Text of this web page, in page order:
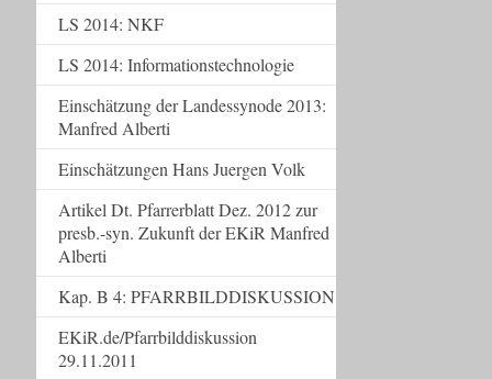
LS 2014: NKF
LS 2014: Informationstechnologie
Einschätzung der Landessynode 2013:
Manfred Alberti
Einschätzungen Hans Juergen Volk
Artikel Dt. Pfarrerblatt Dez. 2012 zur
presb.-syn. Zukunft der EKiR Manfred
Alberti
Kap. B 4: PFARRBILDDISKUSSION
EKiR.de/Pfarrbilddiskussion
29.11.2011